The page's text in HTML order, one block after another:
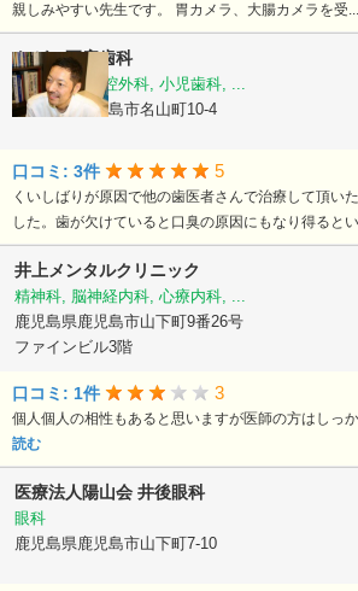
親しみやすい先生です。 胃カメラ、大腸カメラを受...
ながい正彦歯科
歯科, 歯科口腔外科, 小児歯科, ...
鹿児島県鹿児島市名山町10-4
口コミ: 3件 5
くいしばりが原因で他の歯医者さんで治療して頂い
した。歯が欠けていると口臭の原因にもなり得ると
井上メンタルクリニック
精神科, 脳神経内科, 心療内科, ...
鹿児島県鹿児島市山下町9番26号
ファインビル3階
口コミ: 1件 3
個人個人の相性もあると思いますが医師の方はしっ
読む
医療法人陽山会 井後眼科
眼科
鹿児島県鹿児島市山下町7-10